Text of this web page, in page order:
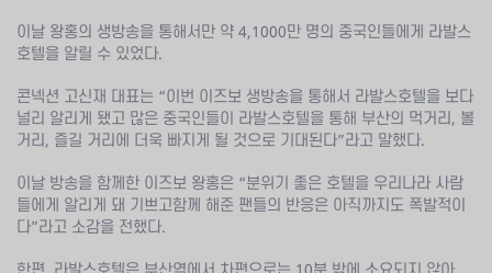
이날 왕홍의 생방송을 통해서만 약 4,1000만 명의 중국인들에게 라발스
호텔을 알릴 수 있었다.
콘넥션 고신재 대표는 “이번 이즈보 생방송을 통해서 라발스호텔을 보다
널리 알리게 됐고 많은 중국인들이 라발스호텔을 통해 부산의 먹거리, 볼
거리, 즐길 거리에 더욱 빠지게 될 것으로 기대된다”라고 말했다.
이날 방송을 함께한 이즈보 왕홍은 “분위기 좋은 호텔을 우리나라 사람
들에게 알리게 돼 기쁘고함께 해준 팬들의 반응은 아직까지도 폭발적이
다”라고 소감을 전했다.
한편, 라발스호텔은 부산역에서 차편으로는 10분 밖에 소요되지 않아,